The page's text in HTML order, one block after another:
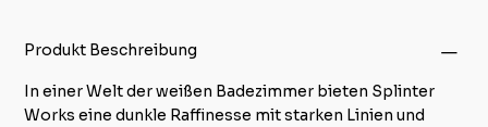
Produkt Beschreibung
In einer Welt der weißen Badezimmer bieten Splinter
Works eine dunkle Raffinesse mit starken Linien und